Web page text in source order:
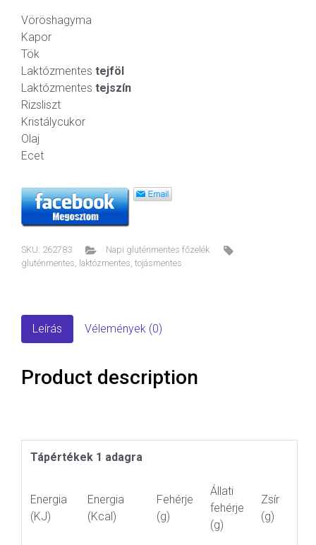
Vöröshagyma
Kapor
Tök
Laktózmentes tejföl
Laktózmentes tejszín
Rizsliszt
Kristálycukor
Olaj
Ecet
SKU: 262783
Napi gluténmentes főzelék
gluténmentes, laktózmentes, tojásmentes
Leírás Vélemények (0)
Product description
Tápértékek 1 adagra
Energia
(KJ)
Energia
(Kcal)
Fehérje
(g)
Állati
fehérje
(g)
Zsír
(g)